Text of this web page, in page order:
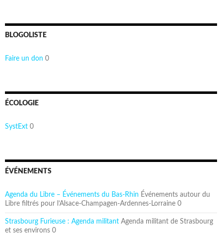
BLOGOLISTE
Faire un don 0
ÉCOLOGIE
SystExt 0
ÉVÉNEMENTS
Agenda du Libre – Événements du Bas-Rhin Événements autour du
Libre filtrés pour l’Alsace-Champagen-Ardennes-Lorraine 0
Strasbourg Furieuse : Agenda militant Agenda militant de Strasbourg
et ses environs 0